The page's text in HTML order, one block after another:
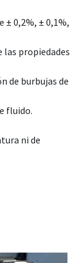
0,2%, ± 0,1%,
las propiedades
de burbujas de
fluido.
ni de